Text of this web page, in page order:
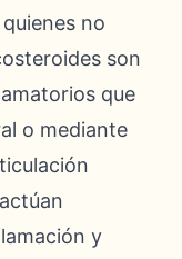
no
son
que
o mediante
y